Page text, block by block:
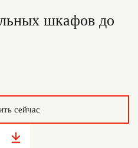
шкафов до
сейчас